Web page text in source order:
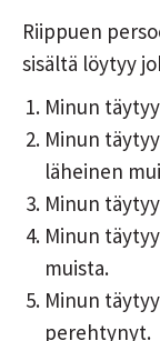
Riippuen
sisältä löytyy
Minun
Minun
läheinen
Minun
Minun
muista.
Minun
perehtynyt.